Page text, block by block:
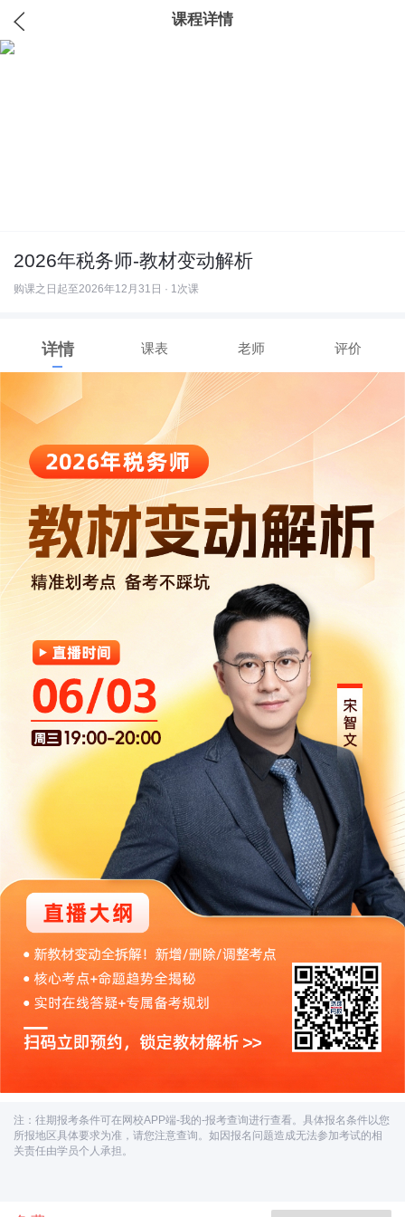
课程详情
2026年税务师-教材变动解析
购课之日起至2026年12月31日 · 1次课
详情 课表 老师 评价
注：往期报考条件可在网校APP端-我的-报考查询进行查看。具体报名条件以您
所报地区具体要求为准，请您注意查询。如因报名问题造成无法参加考试的相
关责任由学员个人承担。